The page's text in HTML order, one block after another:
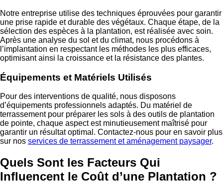
Notre entreprise utilise des techniques éprouvées pour garantir
une prise rapide et durable des végétaux. Chaque étape, de la
sélection des espèces à la plantation, est réalisée avec soin.
Après une analyse du sol et du climat, nous procédons à
l’implantation en respectant les méthodes les plus efficaces,
optimisant ainsi la croissance et la résistance des plantes.
Équipements et Matériels Utilisés
Pour des interventions de qualité, nous disposons
d’équipements professionnels adaptés. Du matériel de
terrassement pour préparer les sols à des outils de plantation
de pointe, chaque aspect est minutieusement maîtrisé pour
garantir un résultat optimal. Contactez-nous pour en savoir plus
sur nos services de terrassement et aménagement paysager.
Quels Sont les Facteurs Qui
Influencent le Coût d’une Plantation ?